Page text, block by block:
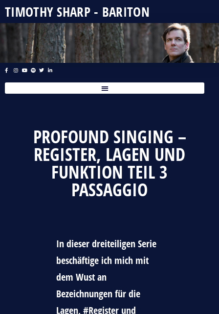
TIMOTHY SHARP - BARITON
PROFOUND SINGING –
REGISTER, LAGEN UND
FUNKTION TEIL 3
PASSAGGIO
In dieser dreiteiligen Serie
beschäftige ich mich mit
dem Wust an
Bezeichnungen für die
Lagen, #Register und